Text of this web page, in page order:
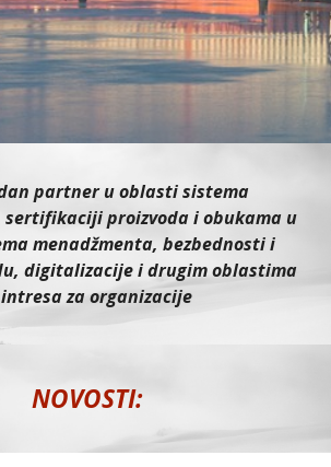
partner u oblasti sistema
sertifikaciji proizvoda i obukama u
menadžmenta, bezbednostii
digitalizacije i drugim oblastima
za organizacije
NOVOSTI: